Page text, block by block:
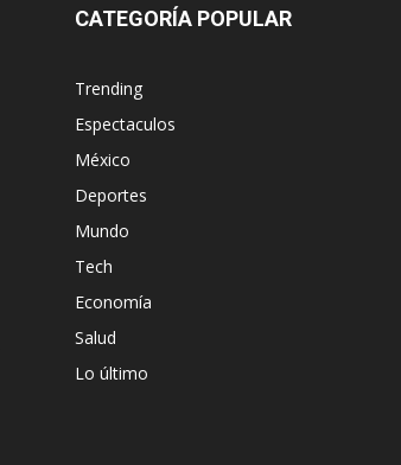
CATEGORÍA POPULAR
Trending
Espectaculos
México
Deportes
Mundo
Tech
Economía
Salud
Lo último